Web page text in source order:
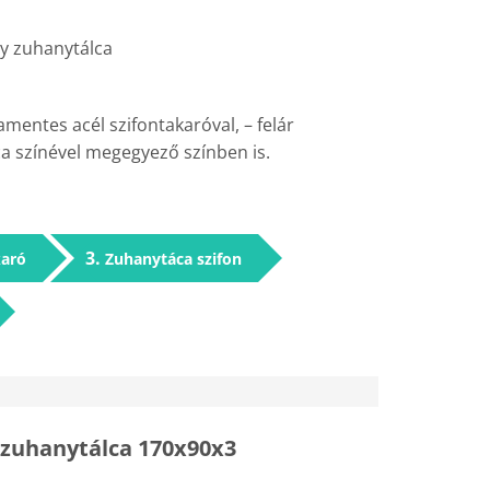
zuhanytálca
acél szifontakaróval, – felár
színével megegyező színben is.
3 Zuhanytáca szifon
170x90x3